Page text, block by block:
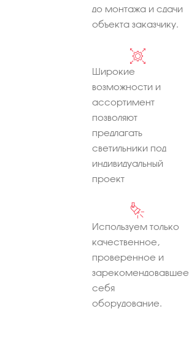
до монтажа и сдачи
объекта заказчику.
Широкие
возможности и
ассортимент
позволяют
предлагать
светильники под
индивидуальный
проект
Используем только
качественное,
проверенное и
зарекомендовавшее
себя
оборудование.